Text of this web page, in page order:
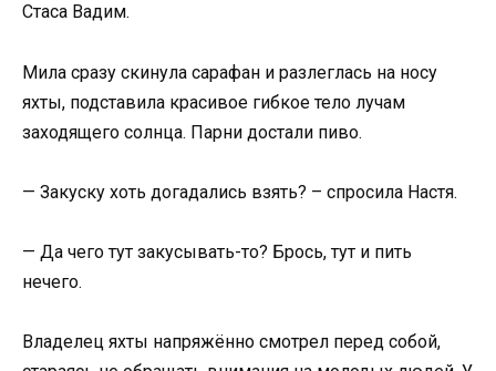
Стаса Вадим.
Мила сразу скинула сарафан и разлеглась на носу
яхты, подставила красивое гибкое тело лучам
заходящего солнца. Парни достали пиво.
— Закуску хоть догадались взять? – спросила Настя.
— Да чего тут закусывать-то? Брось, тут и пить
нечего.
Владелец яхты напряжённо смотрел перед собой,